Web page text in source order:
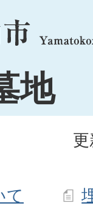
menu
地
て